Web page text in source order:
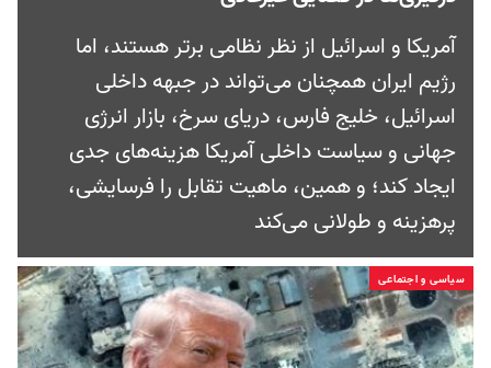
آمریکا و اسرائیل از نظر نظامی برتر هستند، اما
رژیم ایران همچنان می‌تواند در جبهه داخلی
اسرائیل، خلیج فارس، دریای سرخ، بازار انرژی
جهانی و سیاست داخلی آمریکا هزینه‌های جدی
ایجاد کند؛ و همین، ماهیت تقابل را فرسایشی،
پرهزینه و طولانی می‌کند
سیاسی و اجتماعی